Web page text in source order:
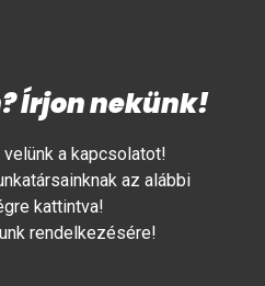
Írjon nekünk!
velünk a kapcsolatot!
az alábbi
kattintva!
rendelkezésére!